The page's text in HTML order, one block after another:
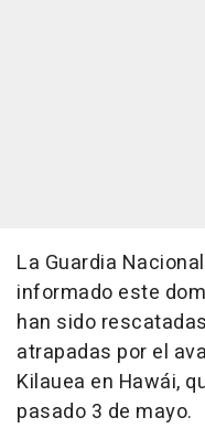
La Guardia
informado este
han sido
atrapadas por el
Kilauea en Hawái,
pasado 3 de mayo.